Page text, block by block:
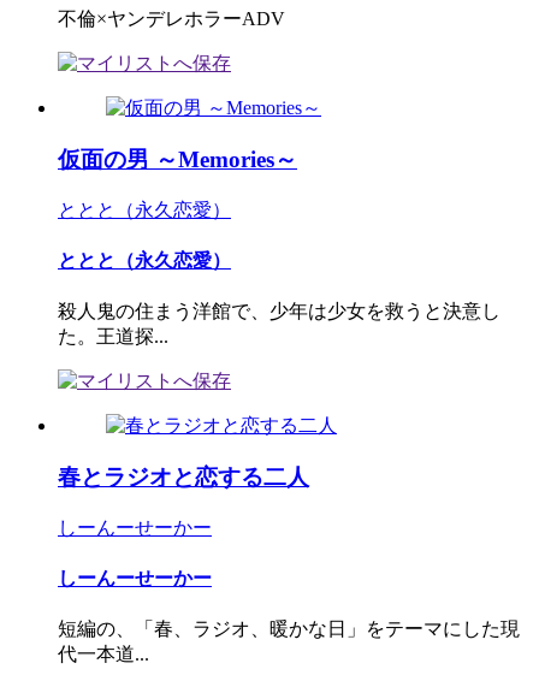
不倫×ヤンデレホラーADV
仮面の男 ～Memories～
ととと（永久恋愛）
ととと（永久恋愛）
殺人鬼の住まう洋館で、少年は少女を救うと決意し
た。王道探...
春とラジオと恋する二人
しーんーせーかー
しーんーせーかー
短編の、「春、ラジオ、暖かな日」をテーマにした現
代一本道...